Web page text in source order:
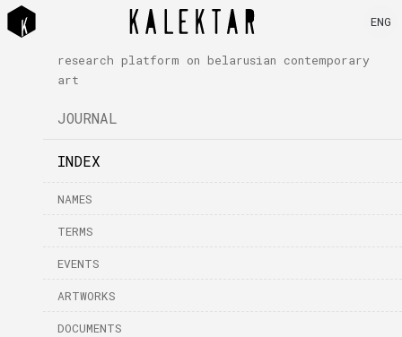
research platform on belarusian contemporary
art
JOURNAL
INDEX
NAMES
TERMS
EVENTS
ARTWORKS
DOCUMENTS
ENG